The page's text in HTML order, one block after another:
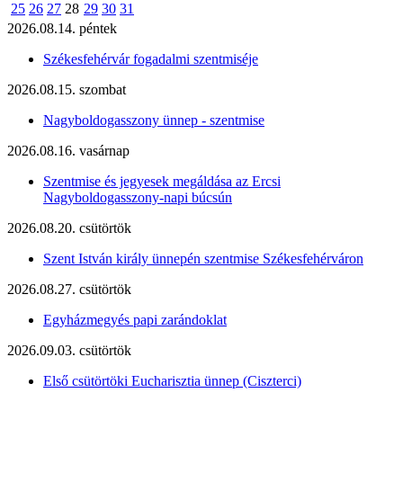
25 26 27 28 29 30 31
2026.08.14. péntek
Székesfehérvár fogadalmi szentmiséje
2026.08.15. szombat
Nagyboldogasszony ünnep - szentmise
2026.08.16. vasárnap
Szentmise és jegyesek megáldása az Ercsi
Nagyboldogasszony-napi búcsún
2026.08.20. csütörtök
Szent István király ünnepén szentmise Székesfehérváron
2026.08.27. csütörtök
Egyházmegyés papi zarándoklat
2026.09.03. csütörtök
Első csütörtöki Eucharisztia ünnep (Ciszterci)